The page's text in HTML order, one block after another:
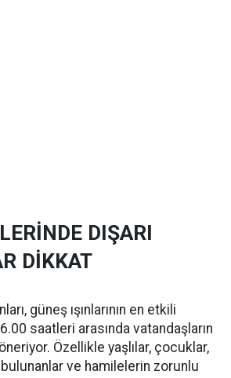
DIŞARI
DİKKAT
güneş ışınlarının en etkili
saatleri arasında vatandaşların
Özellikle yaşlılar, çocuklar,
bulunanlar ve hamilelerin zorunlu